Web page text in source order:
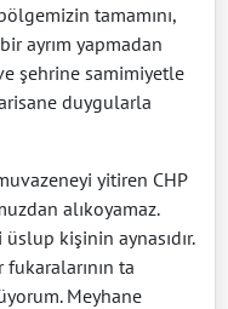
tamamını,
ayrım yapmadan
şehrine samimiyetle
duygularla
yitiren CHP
alıkoyamaz.
kişinin aynasıdır.
ta
Meyhane